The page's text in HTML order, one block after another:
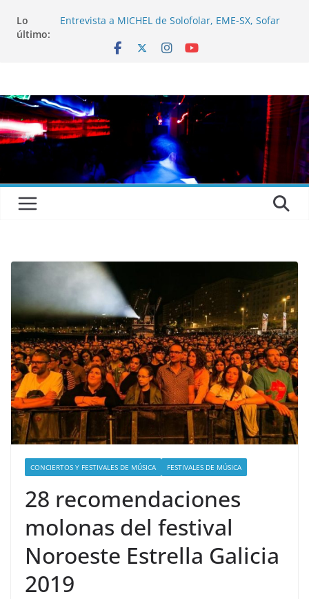
Lo
último:
Entrevista a MICHEL de Solofolar, EME-SX, Sofar
Entrevista a RUMIA
El Atlantic Fest 2025 propone un menú musical
realmente exquisito
CONCIERTOS Y FESTIVALES DE MÚSICA FESTIVALES DE MÚSICA
28 recomendaciones
molonas del festival
Noroeste Estrella Galicia
2019